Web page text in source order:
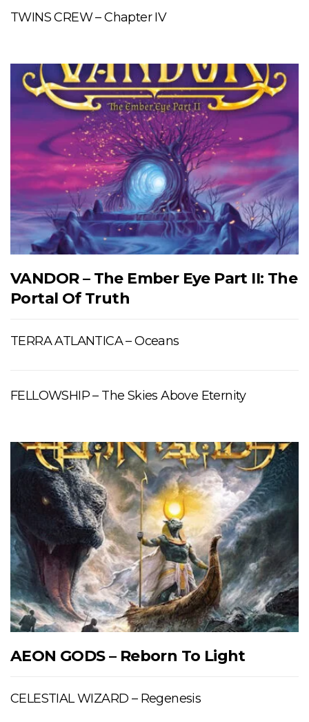
TWINS CREW – Chapter IV
VANDOR – The Ember Eye Part II: The
Portal Of Truth
TERRA ATLANTICA – Oceans
FELLOWSHIP – The Skies Above Eternity
AEON GODS – Reborn To Light
CELESTIAL WIZARD – Regenesis